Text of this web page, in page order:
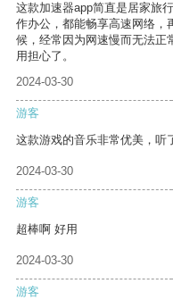
这款加速器app简直是居家旅
作办公，都能畅享高速网络，
候，经常因为网速慢而无法正
用担心了。
2024-03-30
游客
这款游戏的音乐非常优美，听
2024-03-30
游客
超棒啊 好用
2024-03-30
游客